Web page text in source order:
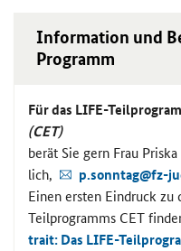
In­for­ma­ti­on und
Programm
Für das LIFE-​
(CET)
berät Sie gern Frau
lich,
p.sonn­tag@fz-​
Einen ers­ten Ein­druck zu
Teilprogramms CET
trait: Das LIFE-​